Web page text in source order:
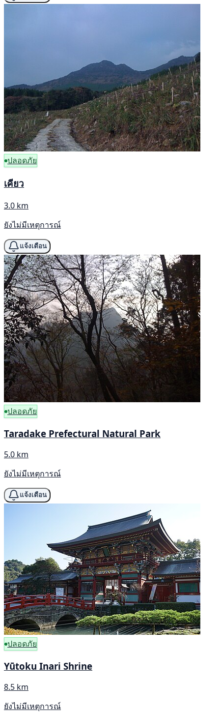
ปลอดภัย
เคียว
3.0 km
ยังไม่มีเหตุการณ์
แจ้งเตือน
ปลอดภัย
Taradake Prefectural Natural Park
5.0 km
ยังไม่มีเหตุการณ์
แจ้งเตือน
ปลอดภัย
Yūtoku Inari Shrine
8.5 km
ยังไม่มีเหตุการณ์